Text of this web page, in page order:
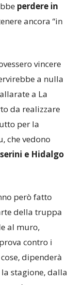
perdere in
ancora “in
vincere
a nulla
a La
da realizzare
per la
che vedono
e Hidalgo
però fatto
della truppa
al muro,
contro i
dipenderà
stagione, dalla